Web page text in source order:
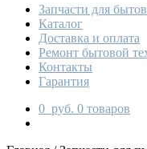
Запчасти для
Каталог
Доставка и оплата
Ремонт бытовой
Контакты
Гарантия
0 руб. 0 товаров